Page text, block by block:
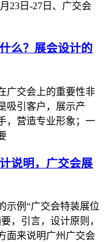
23日-27日、广交会
么？展会设计的
广交会上的重要性非
吸引客户，展示产
，营造专业形象；一
说明，广交会展
示例“广交会特装展位
，引言，设计原则，
面来说明广州广交会